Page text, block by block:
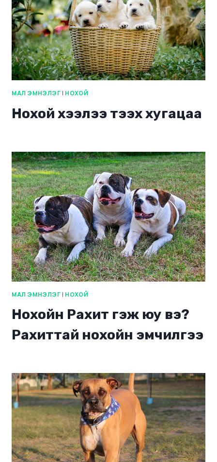
МАЛ ЭМНЭЛЭГ | НОХОЙ
Ноxой хээлээ тээx хугацаа
МАЛ ЭМНЭЛЭГ | НОХОЙ
Нохойн Рахит гэж юу вэ?
Рахиттай нохойн эмчилгээ